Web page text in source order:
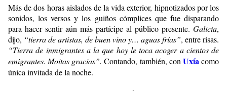
Más de dos horas aislados de la vida exterior, hipnotizados por los
sonidos, los versos y los guiños cómplices que fue disparando
para hacer sentir aún más partícipe al público presente. Galicia,
dijo, “tierra de artistas, de buen vino y… aguas frías”, entre risas.
“Tierra de inmigrantes a la que hoy le toca acoger a cientos de
emigrantes. Moitas gracias”. Contando, también, con Uxíacomo
única invitada de la noche.